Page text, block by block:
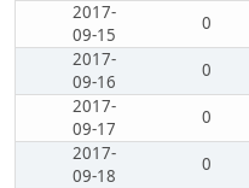
2017-
09-15
0
2017-
09-16
0
2017-
09-17
0
2017-
09-18
0